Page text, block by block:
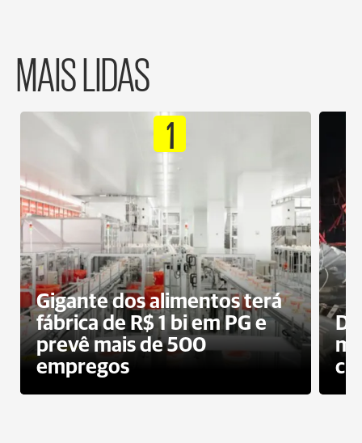
MAIS LIDAS
1
Gigante dos alimentos terá
fábrica de R$ 1 bi em PG e
prevê mais de 500
empregos